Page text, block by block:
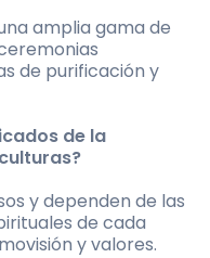
amplia gama de
de purificación y
de la
y dependen de las
de cada
y valores.